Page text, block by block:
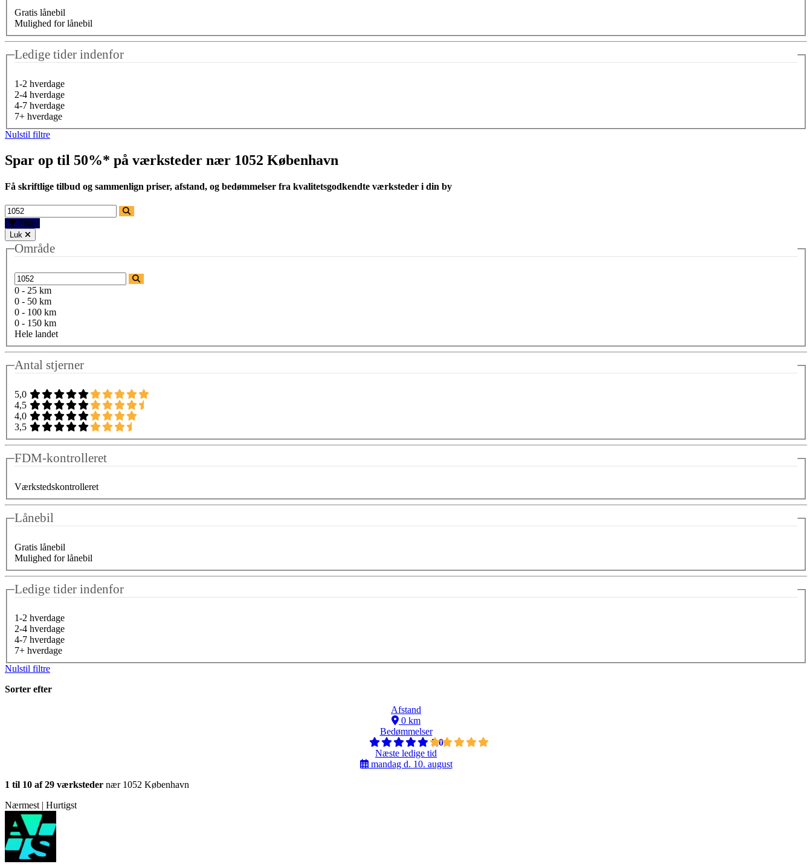
Gratis lånebil
Mulighed for lånebil
Ledige tider indenfor
1-2 hverdage
2-4 hverdage
4-7 hverdage
7+ hverdage
Nulstil filtre
Spar op til 50%* på værksteder nær 1052 København
Få skriftlige tilbud og sammenlign priser, afstand, og bedømmelser fra kvalitetsgodkendte værksteder i din by
Filtre
Luk
Område
0 - 25 km
0 - 50 km
0 - 100 km
0 - 150 km
Hele landet
Antal stjerner
5,0
4,5
4,0
3,5
FDM-kontrolleret
Værkstedskontrolleret
Lånebil
Gratis lånebil
Mulighed for lånebil
Ledige tider indenfor
1-2 hverdage
2-4 hverdage
4-7 hverdage
7+ hverdage
Nulstil filtre
Sorter efter
Afstand
0 km
Bedømmelser
5,0
Næste ledige tid
mandag d. 10. august
1 til 10 af 29 værksteder nær 1052 København
Nærmest | Hurtigst